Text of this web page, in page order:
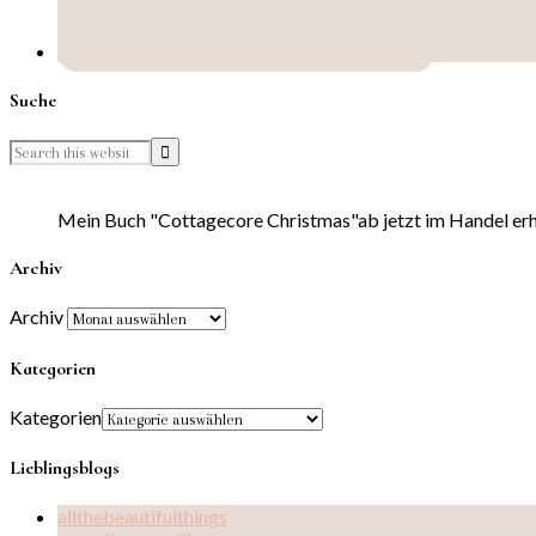
Suche
Mein Buch "Cottagecore Christmas"ab jetzt im Handel
Archiv
Archiv
Kategorien
Kategorien
Lieblingsblogs
allthebeautifulthings